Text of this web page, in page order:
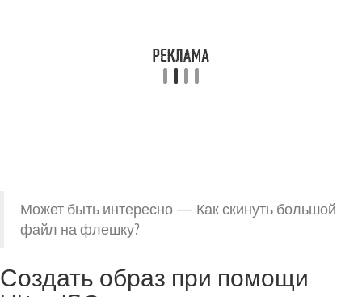
Может быть интересно — Как скинуть большой
файл на флешку?
Создать образ при помощи